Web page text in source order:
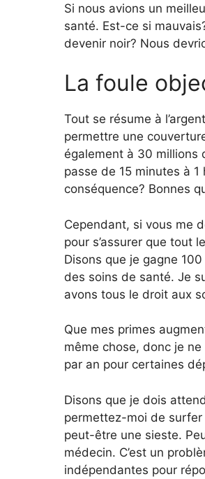
Si nous avions un
santé. Est-ce si
devenir noir? Nous
La foule
Tout se résume à
permettre une
également à 30 millions
passe de 15 minutes à
conséquence? Bonnes
Cependant, si vous me
pour s’assurer que tout
Disons que je gagne
des soins de santé. Je
avons tous le droit aux
Que mes primes
même chose, donc je
par an pour certaines
Disons que je dois
permettez-moi de
peut-être une sieste.
médecin. C’est un
indépendantes pour